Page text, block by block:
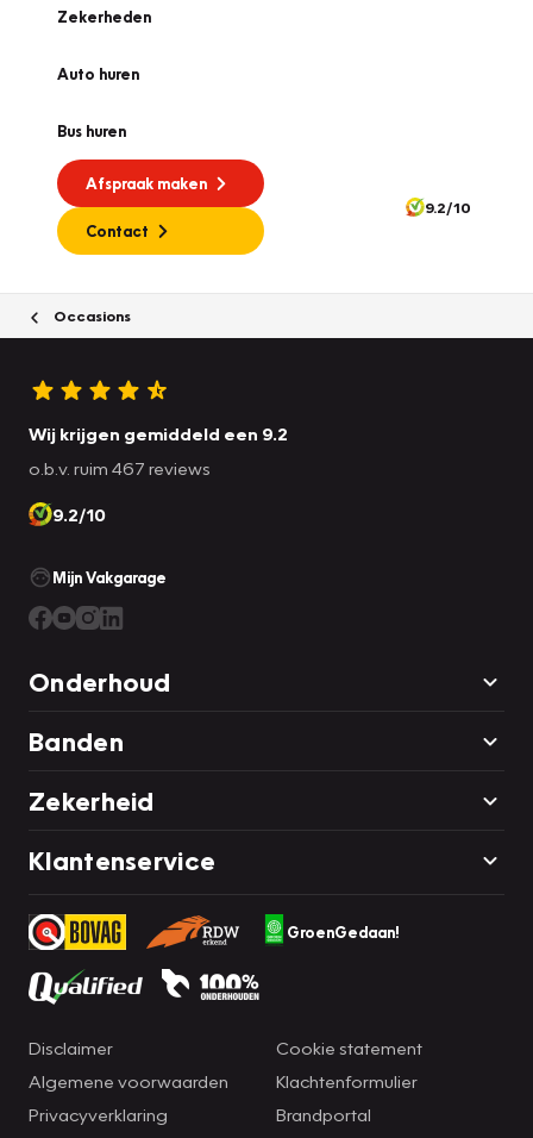
Zekerheden
Auto huren
Bus huren
Afspraak maken
Contact
9.2/10
Occasions
Wij krijgen gemiddeld een 9.2
o.b.v. ruim 467 reviews
9.2/10
Mijn Vakgarage
Onderhoud
Banden
Zekerheid
Klantenservice
GroenGedaan!
Disclaimer
Algemene voorwaarden
Privacyverklaring
Cookie statement
Klachtenformulier
Brandportal